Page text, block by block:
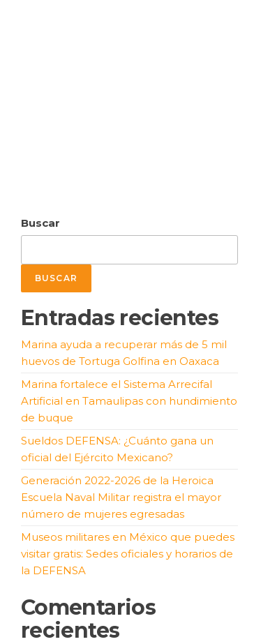
Buscar
BUSCAR
Entradas recientes
Marina ayuda a recuperar más de 5 mil
huevos de Tortuga Golfina en Oaxaca
Marina fortalece el Sistema Arrecifal
Artificial en Tamaulipas con hundimiento
de buque
Sueldos DEFENSA: ¿Cuánto gana un
oficial del Ejército Mexicano?
Generación 2022-2026 de la Heroica
Escuela Naval Militar registra el mayor
número de mujeres egresadas
Museos militares en México que puedes
visitar gratis: Sedes oficiales y horarios de
la DEFENSA
Comentarios
recientes